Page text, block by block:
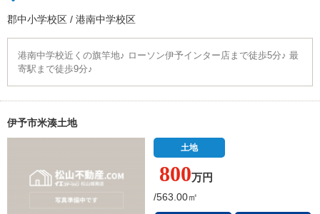
郡中小学校区 / 港南中学校区
港南中学校近くの旗竿地♪ ローソン伊予インター店まで徒歩5分♪ 最
寄駅まで徒歩9分♪
伊予市米湊土地
土地
800万円
/563.00㎡